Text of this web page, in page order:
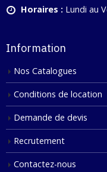
Horaires : Lundi au
Information
Nos Catalogues
Conditions de location
Demande de devis
Recrutement
Contactez-nous